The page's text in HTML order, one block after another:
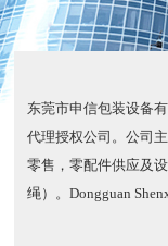
东莞市申信包装设备
代理授权公司。公司
零售，零配件供应及
绳）。​ Dongguan